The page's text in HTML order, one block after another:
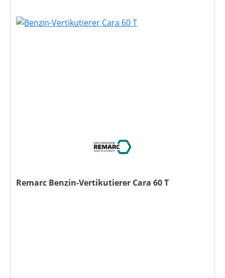
Remarc Benzin-Vertikutierer Cara 60 T